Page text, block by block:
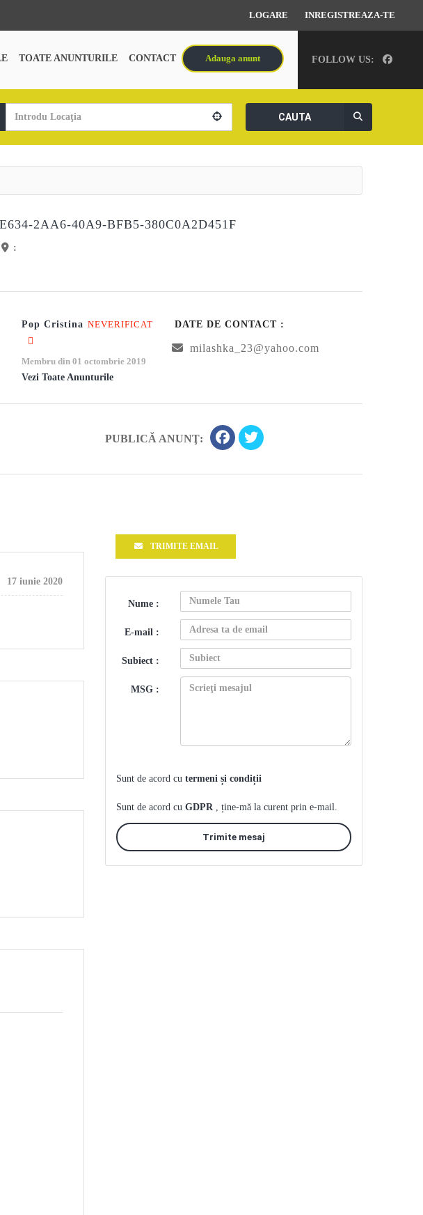
LOGARE INREGISTREAZA-TE
FOLLOW US:
Adauga anunt
TOATE ANUNTURILE CONTACT
CAUTA
2AA6-40A9-BFB5-380C0A2D451F
:
Pop Cristina NEVERIFICAT
Membru din 01 octombrie 2019
Vezi Toate Anunturile
DATE DE CONTACT :
milashka_23@yahoo.com
PUBLICĂ ANUNŢ:
17 iunie 2020
TRIMITE EMAIL
Nume :
E-mail :
Subiect :
MSG :
Sunt de acord cu termeni și condiții
Sunt de acord cu GDPR , ține-mă la curent prin e-mail.
Trimite mesaj